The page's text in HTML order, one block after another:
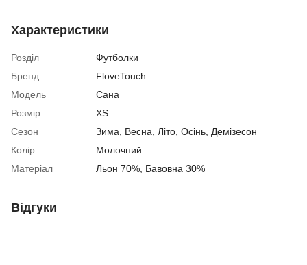
Характеристики
Розділ
Футболки
Бренд
FloveTouch
Модель
Сана
Розмір
XS
Сезон
Зима, Весна, Літо, Осінь, Демізесон
Колір
Молочний
Матеріал
Льон 70%, Бавовна 30%
Відгуки